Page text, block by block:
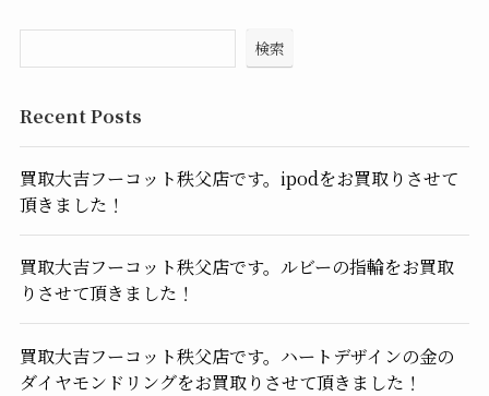
検索
Recent Posts
買取大吉フーコット秩父店です。ipodをお買取りさせて
頂きました！
買取大吉フーコット秩父店です。ルビーの指輪をお買取
りさせて頂きました！
買取大吉フーコット秩父店です。ハートデザインの金の
ダイヤモンドリングをお買取りさせて頂きました！